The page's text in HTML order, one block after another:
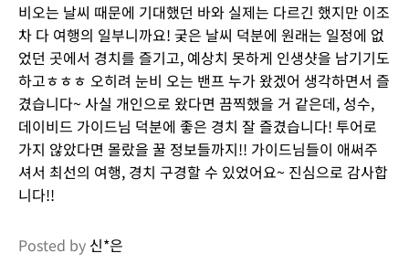
비오는 날씨 때문에 기대했던 바와 실제는 다르긴 했지만 이조
차 다 여행의 일부니까요! 궂은 날씨 덕분에 원래는 일정에 없
었던 곳에서 경치를 즐기고, 예상치 못하게 인생샷을 남기기도
하고ㅎㅎㅎ 오히려 눈비 오는 밴프 누가 왔겠어 생각하면서 즐
겼습니다~ 사실 개인으로 왔다면 끔찍했을 거 같은데, 성수,
데이비드 가이드님 덕분에 좋은 경치 잘 즐겼습니다! 투어로
가지 않았다면 몰랐을 꿀 정보들까지!! 가이드님들이 애써주
셔서 최선의 여행, 경치 구경할 수 있었어요~ 진심으로 감사합
니다!!
Posted by 신*은